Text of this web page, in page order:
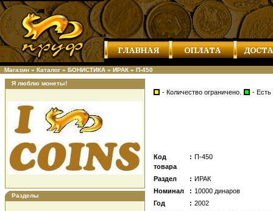
Магазин » Каталог » БОНИСТИКА » ИРАК » П-450
Я люблю монеты!
Разделы
- Количество ограничено. - Есть
Код
товара
: П-450
Раздел : ИРАК
Номинал
: 10000 динаров
Год
: 2002